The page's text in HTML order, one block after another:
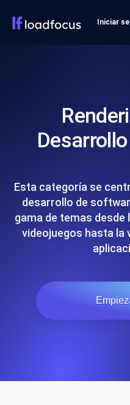
Iniciar
Esta categoría se
desarrollo de
gama de temas desde
videojuegos hasta la